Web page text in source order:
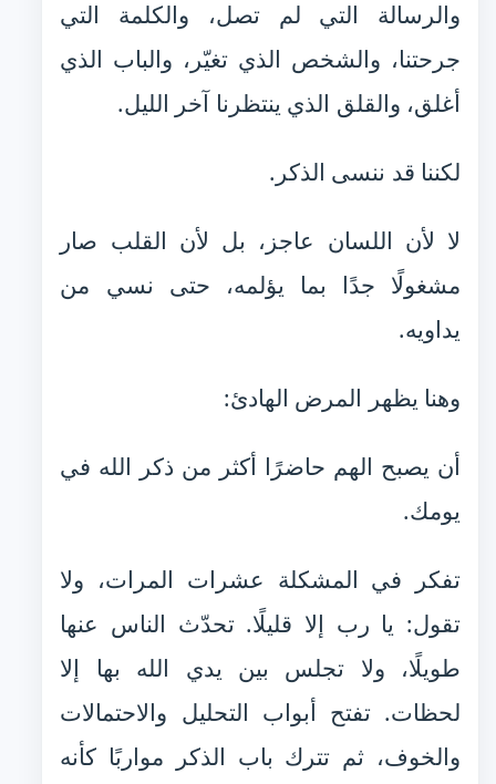
والرسالة التي لم تصل، والكلمة التي
جرحتنا، والشخص الذي تغيّر، والباب الذي
أغلق، والقلق الذي ينتظرنا آخر الليل.
لكننا قد ننسى الذكر.
لا لأن اللسان عاجز، بل لأن القلب صار
مشغولًا جدًا بما يؤلمه، حتى نسي من
يداويه.
وهنا يظهر المرض الهادئ:
أن يصبح الهم حاضرًا أكثر من ذكر الله في
يومك.
تفكر في المشكلة عشرات المرات، ولا
تقول: يا رب إلا قليلًا. تحدّث الناس عنها
طويلًا، ولا تجلس بين يدي الله بها إلا
لحظات. تفتح أبواب التحليل والاحتمالات
والخوف، ثم تترك باب الذكر مواربًا كأنه